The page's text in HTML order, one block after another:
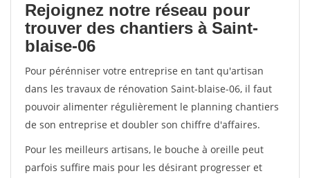
Rejoignez notre réseau pour
trouver des chantiers à Saint-
blaise-06
Pour pérénniser votre entreprise en tant qu'artisan
dans les travaux de rénovation Saint-blaise-06, il faut
pouvoir alimenter régulièrement le planning chantiers
de son entreprise et doubler son chiffre d'affaires.
Pour les meilleurs artisans, le bouche à oreille peut
parfois suffire mais pour les désirant progresser et